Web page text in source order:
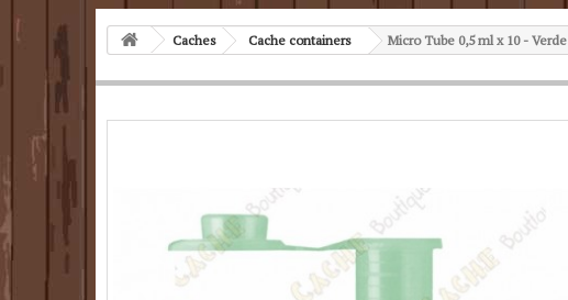
Caches Cache containers Micro Tube 0,5 ml x 10 - Verde